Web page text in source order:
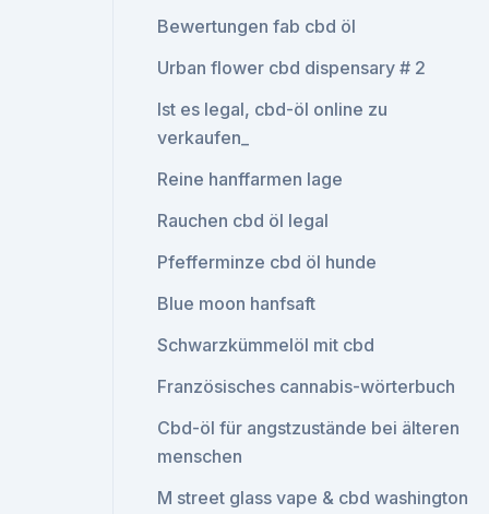
Bewertungen fab cbd öl
Urban flower cbd dispensary # 2
Ist es legal, cbd-öl online zu
verkaufen_
Reine hanffarmen lage
Rauchen cbd öl legal
Pfefferminze cbd öl hunde
Blue moon hanfsaft
Schwarzkümmelöl mit cbd
Französisches cannabis-wörterbuch
Cbd-öl für angstzustände bei älteren
menschen
M street glass vape & cbd washington